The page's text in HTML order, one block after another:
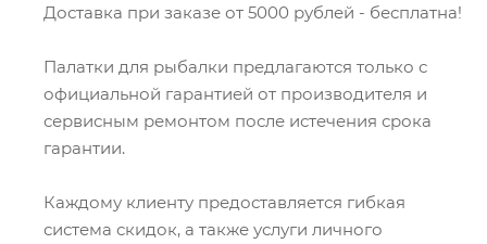
Доставка при заказе от 5000 рублей - бесплатна!
Палатки для рыбалки предлагаются только с
официальной гарантией от производителя и
сервисным ремонтом после истечения срока
гарантии.
Каждому клиенту предоставляется гибкая
система скидок, а также услуги личного